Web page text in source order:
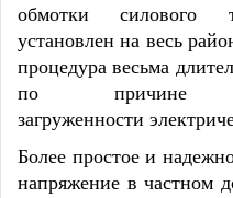
обмотки силового
установлен на весь
процедура весьма
по причине
загруженности
Более простое и
напряжение в частном